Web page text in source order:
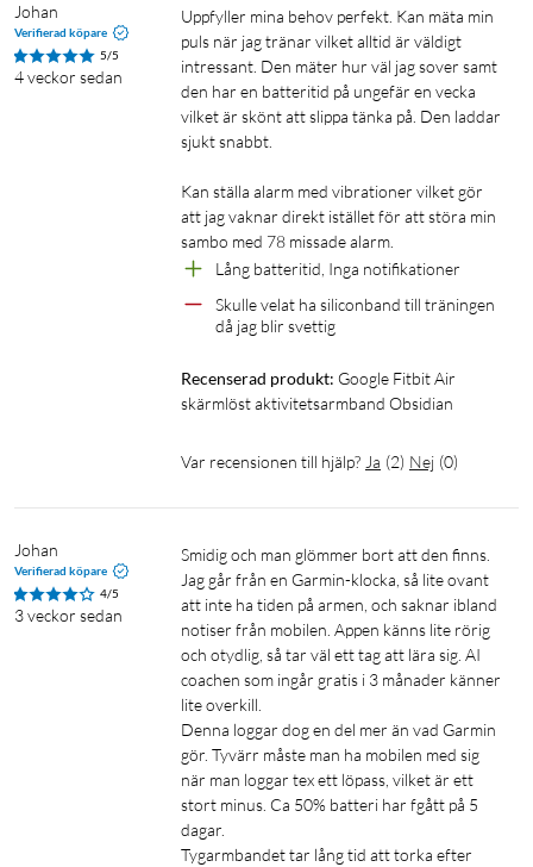
Snabbladdning: 5 min ger 1 dags batteritid
Sensorer: Puls, HRV, SpO2, andningsfrekvens, hudtemperatur
Hjärtrytmsövervakning: Ja (AFib-aviseringar)
Sömnspårning: Sömnstadier, sömnpoäng, mönster
Boettmaterial: Polykarbonat
Kompatibilitet: Android 11+, iOS 16.4+
Fitbit Air-tracker
Performance Loop-armband
USB-C-laddningskabel
Johan
Verifierad köpare
5/5
4 veckor sedan
Uppfyller mina behov perfekt. Kan mäta min
puls när jag tränar vilket alltid är väldigt
intressant. Den mäter hur väl jag sover samt
den har en batteritid på ungefär en vecka
vilket är skönt att slippa tänka på. Den laddar
sjukt snabbt.
Kan ställa alarm med vibrationer vilket gör
att jag vaknar direkt istället för att störa min
sambo med 78 missade alarm.
Lång batteritid, Inga notifikationer
Skulle velat ha siliconband till träningen
då jag blir svettig
Recenserad produkt: Google Fitbit Air
skärmlöst aktivitetsarmband Obsidian
Var recensionen till hjälp? Ja (2) Nej (0)
Johan
Verifierad köpare
4/5
3 veckor sedan
Smidig och man glömmer bort att den finns.
Jag går från en Garmin-klocka, så lite ovant
att inte ha tiden på armen, och saknar ibland
notiser från mobilen. Appen känns lite rörig
och otydlig, så tar väl ett tag att lära sig. AI
coachen som ingår gratis i 3 månader känner
lite overkill.
Denna loggar dog en del mer än vad Garmin
gör. Tyvärr måste man ha mobilen med sig
när man loggar tex ett löpass, vilket är ett
stort minus. Ca 50% batteri har fgått på 5
dagar.
Tygarmbandet tar lång tid att torka efter